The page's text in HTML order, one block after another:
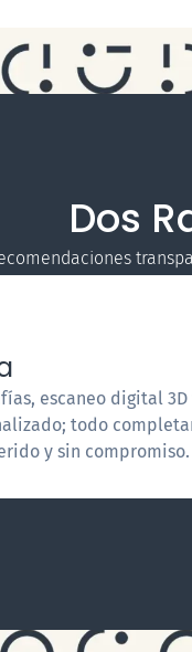
Dos
escaneo digital 3D
todo
y sin compromiso.